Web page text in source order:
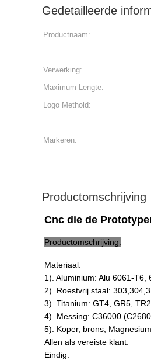
Gedetailleerde
Productnaam:
Verwerking:
Maximum Lengte:
Logo Methold:
Markeren:
Productomschrijving
Cnc die de
Productomschrijving:
Materiaal:
1). Aluminium: Alu 6061-T6,
2). Roestvrij staal:
3). Titanium: GT4, GR5, TR2
4). Messing: C36000
5). Koper, brons,
Allen als vereiste klant.
Eindig: